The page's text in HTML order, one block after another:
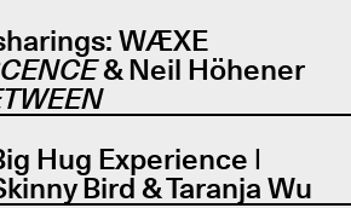
WÆXE
& Neil Höhener
Hug Experience |
Bird & Taranja Wu